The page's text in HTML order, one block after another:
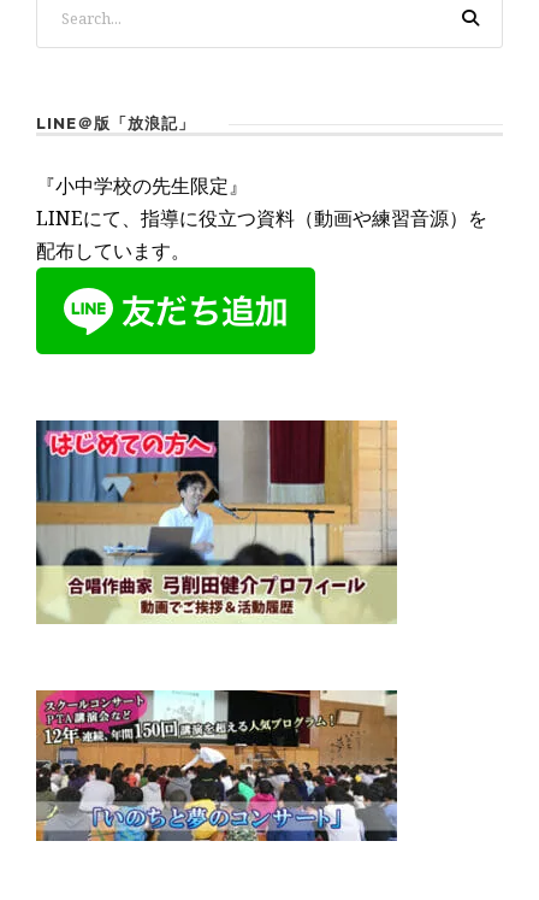
LINE＠版「放浪記」
『小中学校の先生限定』
LINEにて、指導に役立つ資料（動画や練習音源）を
配布しています。